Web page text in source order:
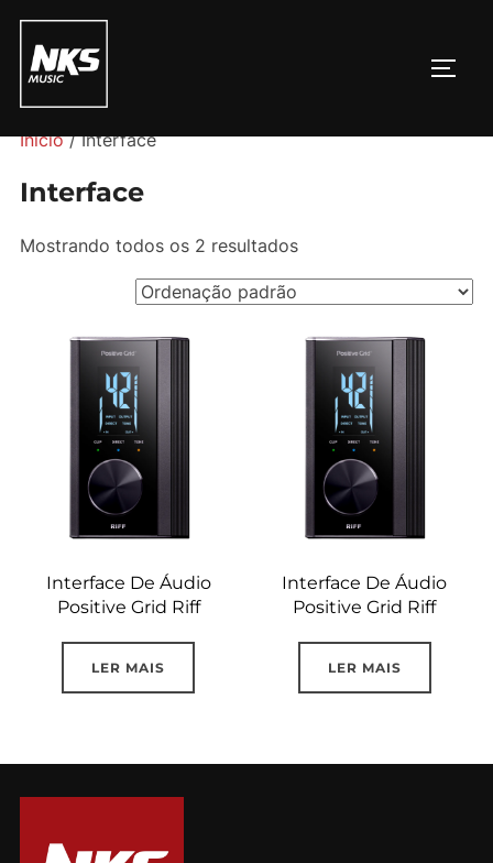
Pular
para
conteúdo
Início/ Interface
Interface
Mostrando todos os 2 resultados
Interface De Áudio
Positive Grid Riff
LER MAIS
Interface De Áudio
Positive Grid Riff
LER MAIS